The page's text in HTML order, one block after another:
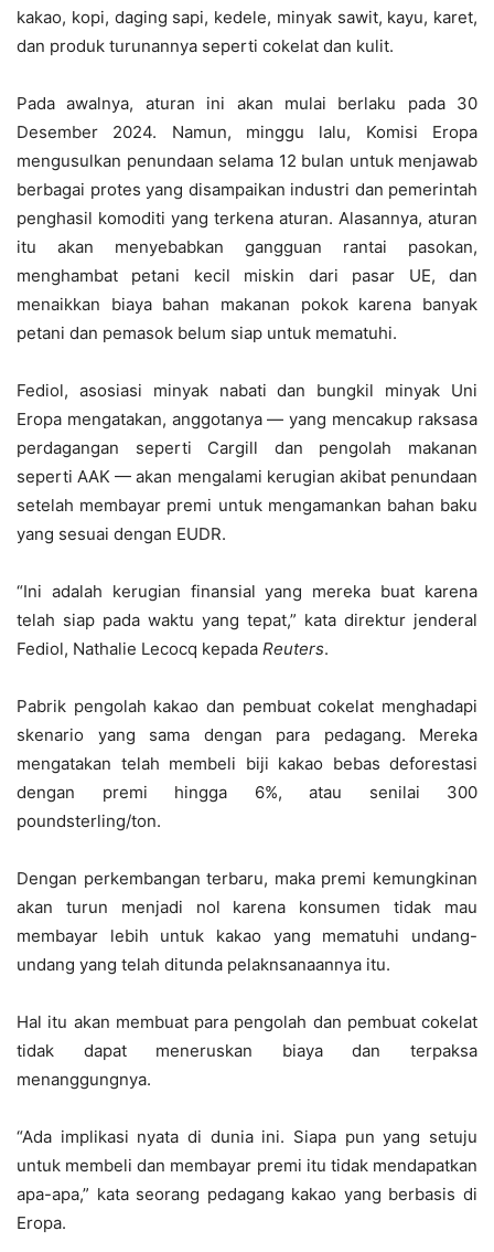
kakao, kopi, daging sapi, kedele, minyak sawit, kayu, karet,
dan produk turunannya seperti cokelat dan kulit.
Pada awalnya, aturan ini akan mulai berlaku pada 30
Desember 2024. Namun, minggu lalu, Komisi Eropa
mengusulkan penundaan selama 12 bulan untuk menjawab
berbagai protes yang disampaikan industri dan pemerintah
penghasil komoditi yang terkena aturan. Alasannya, aturan
itu akan menyebabkan gangguan rantai pasokan,
menghambat petani kecil miskin dari pasar UE, dan
menaikkan biaya bahan makanan pokok karena banyak
petani dan pemasok belum siap untuk mematuhi.
Fediol, asosiasi minyak nabati dan bungkil minyak Uni
Eropa mengatakan, anggotanya — yang mencakup raksasa
perdagangan seperti Cargill dan pengolah makanan
seperti AAK — akan mengalami kerugian akibat penundaan
setelah membayar premi untuk mengamankan bahan baku
yang sesuai dengan EUDR.
“Ini adalah kerugian finansial yang mereka buat karena
telah siap pada waktu yang tepat,” kata direktur jenderal
Fediol, Nathalie Lecocq kepada Reuters.
Pabrik pengolah kakao dan pembuat cokelat menghadapi
skenario yang sama dengan para pedagang. Mereka
mengatakan telah membeli biji kakao bebas deforestasi
dengan premi hingga 6%, atau senilai 300
poundsterling/ton.
Dengan perkembangan terbaru, maka premi kemungkinan
akan turun menjadi nol karena konsumen tidak mau
membayar lebih untuk kakao yang mematuhi undang-
undang yang telah ditunda pelaknsanaannya itu.
Hal itu akan membuat para pengolah dan pembuat cokelat
tidak dapat meneruskan biaya dan terpaksa
menanggungnya.
“Ada implikasi nyata di dunia ini. Siapa pun yang setuju
untuk membeli dan membayar premi itu tidak mendapatkan
apa-apa,” kata seorang pedagang kakao yang berbasis di
Eropa.